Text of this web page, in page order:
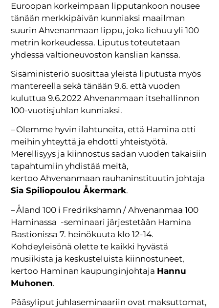
Euroopan korkeimpaan lipputankoon nousee
tänään merkkipäivän kunniaksi maailman
suurin Ahvenanmaan lippu, joka liehuu yli 100
metrin korkeudessa. Liputus toteutetaan
yhdessä valtioneuvoston kanslian kanssa.
Sisäministeriö suosittaa yleistä liputusta myös
mantereella sekä tänään 9.6. että vuoden
kuluttua 9.6.2022 Ahvenanmaan itsehallinnon
100-vuotisjuhlan kunniaksi.
– Olemme hyvin ilahtuneita, että Hamina otti
meihin yhteyttä ja ehdotti yhteistyötä.
Merellisyys ja kiinnostus sadan vuoden takaisiin
tapahtumiin yhdistää meitä,
kertoo Ahvenanmaan rauhaninstituutin johtaja
Sia Spiliopoulou Åkermark.
– Åland 100 i Fredrikshamn / Ahvenanmaa 100
Haminassa -seminaari järjestetään Hamina
Bastionissa 7. heinökuuta klo 12-14.
Kohdeyleisönä olette te kaikki hyvästä
musiikista ja keskusteluista kiinnostuneet,
kertoo Haminan kaupunginjohtaja Hannu
Muhonen.
Pääsyliput juhlaseminaariin ovat maksuttomat,